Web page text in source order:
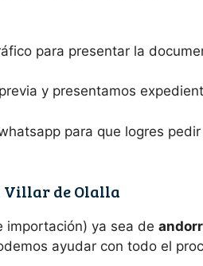
para presentar la
y presentamos
para que logres
Villar de Olalla
importación) ya sea de
ayudar con todo el